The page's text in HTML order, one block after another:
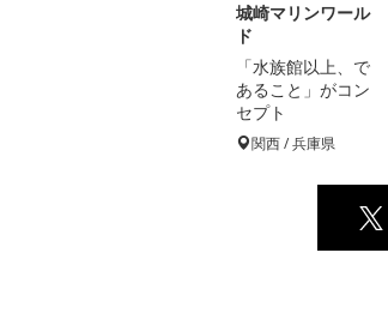
城崎マリンワール
ド
「水族館以上、で
あること」がコン
セプト
関西 / 兵庫県